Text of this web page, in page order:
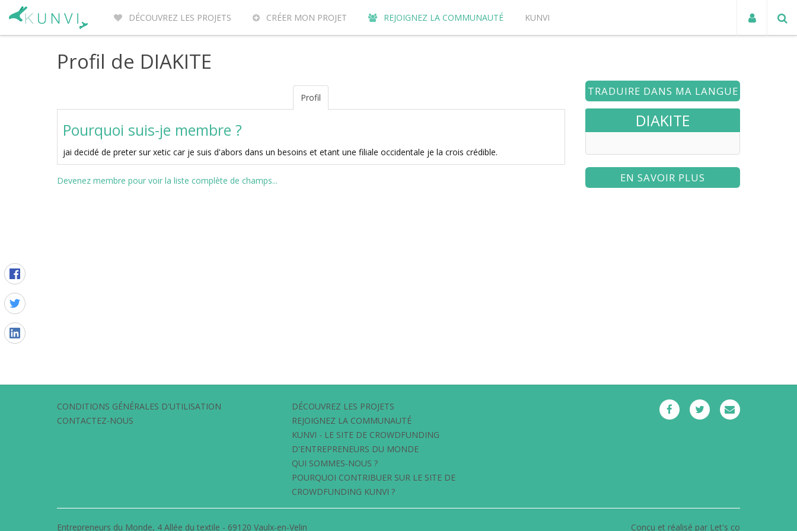
DÉCOUVREZ LES PROJETS CRÉER MON PROJET REJOIGNEZ LA COMMUNAUTÉ KUNVI
ENTREPRENEURS DU MONDE
Profil de DIAKITE
Profil
Pourquoi suis-je membre ?
jai decidé de preter sur xetic car je suis d'abors dans un besoins et etant une filiale occidentale je la crois crédible.
Devenez membre pour voir la liste complète de champs...
TRADUIRE DANS MA LANGUE
DIAKITE
EN SAVOIR PLUS
CONDITIONS GÉNÉRALES D'UTILISATION
CONTACTEZ-NOUS
DÉCOUVREZ LES PROJETS
REJOIGNEZ LA COMMUNAUTÉ
KUNVI - LE SITE DE CROWDFUNDING
D'ENTREPRENEURS DU MONDE
QUI SOMMES-NOUS ?
POURQUOI CONTRIBUER SUR LE SITE DE
CROWDFUNDING KUNVI ?
Entrepreneurs du Monde, 4 Allée du textile - 69120 Vaulx-en-Velin Conçu et réalisé par Let's co